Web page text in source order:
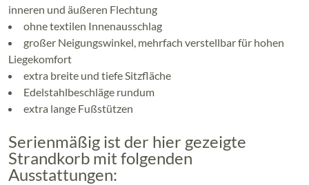
inneren und äußeren Flechtung
ohne textilen Innenausschlag
großer Neigungswinkel, mehrfach verstellbar für hohen
Liegekomfort
extra breite und tiefe Sitzfläche
Edelstahlbeschläge rundum
extra lange Fußstützen
Serienmäßig ist der hier gezeigte
Strandkorb mit folgenden
Ausstattungen: